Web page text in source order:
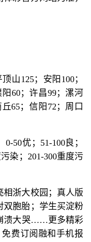
山125；安阳100；
60；许昌99；漯河
65；信阳72；周口
50优；51-100良；
染；201-300重度污
浙大校园；真人版
双胞胎；学生买淀粉
溃大哭……更多精彩
免费订阅融和手机报